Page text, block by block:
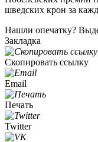
шведских крон за
Нашли опечатку?
Закладка
Скопировать ссылку
Email
Печать
Twitter